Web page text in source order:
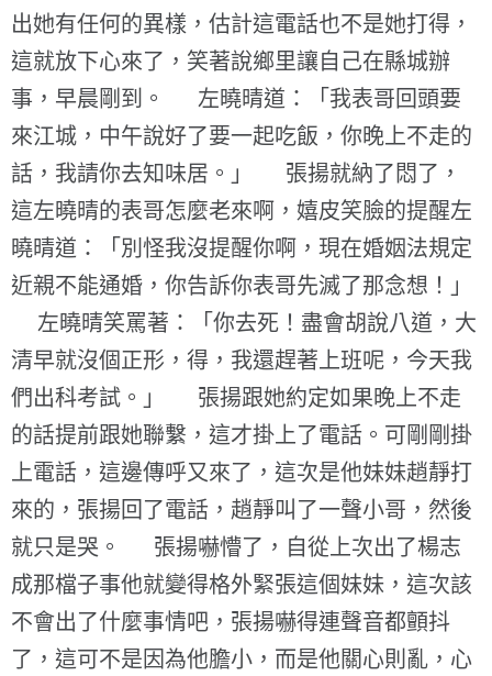
出她有任何的異樣，估計這電話也不是她打得，
這就放下心來了，笑著說鄉里讓自己在縣城辦
事，早晨剛到。 左曉晴道：「我表哥回頭要
來江城，中午說好了要一起吃飯，你晚上不走的
話，我請你去知味居。」 張揚就納了悶了，
這左曉晴的表哥怎麼老來啊，嬉皮笑臉的提醒左
曉晴道：「別怪我沒提醒你啊，現在婚姻法規定
近親不能通婚，你告訴你表哥先滅了那念想！」
左曉晴笑罵著：「你去死！盡會胡說八道，大
清早就沒個正形，得，我還趕著上班呢，今天我
們出科考試。」 張揚跟她約定如果晚上不走
的話提前跟她聯繫，這才掛上了電話。可剛剛掛
上電話，這邊傳呼又來了，這次是他妹妹趙靜打
來的，張揚回了電話，趙靜叫了一聲小哥，然後
就只是哭。 張揚嚇懵了，自從上次出了楊志
成那檔子事他就變得格外緊張這個妹妹，這次該
不會出了什麼事情吧，張揚嚇得連聲音都顫抖
了，這可不是因為他膽小，而是他關心則亂，心